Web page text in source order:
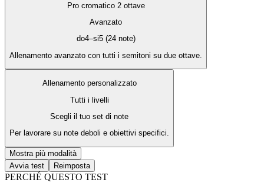
Pro cromatico 2 ottave
Avanzato
do4–si5 (24 note)
Allenamento avanzato con tutti i semitoni su due ottave.
Allenamento personalizzato
Tutti i livelli
Scegli il tuo set di note
Per lavorare su note deboli e obiettivi specifici.
Mostra più modalità
Avvia test
Reimposta
PERCHÉ QUESTO TEST